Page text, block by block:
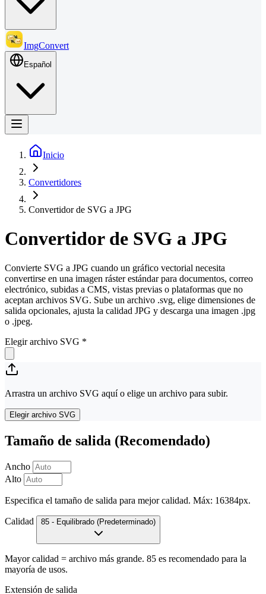
ImgConvert
Español
Inicio
Convertidores
Convertidor de SVG a JPG
Convertidor de SVG a JPG
Convierte SVG a JPG cuando un gráfico vectorial necesita
convertirse en una imagen ráster estándar para documentos, correo
electrónico, subidas a CMS, vistas previas o plataformas que no
aceptan archivos SVG. Sube un archivo .svg, elige dimensiones de
salida opcionales, ajusta la calidad JPG y descarga una imagen .jpg
o .jpeg.
Elegir archivo SVG *
Arrastra un archivo SVG aquí o elige un archivo para subir.
Elegir archivo SVG
Tamaño de salida (Recomendado)
Ancho
Alto
Especifica el tamaño de salida para mejor calidad. Máx: 16384px.
Calidad 85 - Equilibrado (Predeterminado)
Mayor calidad = archivo más grande. 85 es recomendado para la
mayoría de usos.
Extensión de salida